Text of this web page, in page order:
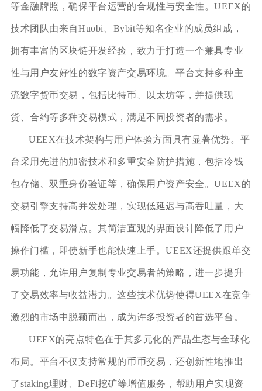
等金融牌照，确保平台运营的合规性与安全性。UEEX的
技术团队由来自Huobi、Bybit等知名企业的成员组成，
拥有丰富的区块链开发经验，致力于打造一个兼具专业
性与用户友好性的数字资产交易环境。平台支持多种主
流数字货币交易，包括比特币、以太坊等，并提供现
货、合约等多种交易模式，满足不同投资者的需求。
UEEX在技术架构与用户体验方面具有显著优势。平
台采用先进的加密技术和多重安全防护措施，包括冷钱
包存储、双重身份验证等，确保用户资产安全。UEEX的
交易引擎支持高并发处理，实现低延迟与高吞吐量，大
幅降低了交易滑点。其简洁直观的界面设计降低了用户
操作门槛，即使新手也能快速上手。UEEX还提供跟单交
易功能，允许用户复制专业交易者的策略，进一步提升
了交易效率与收益潜力。这些技术优势使得UEEX在竞争
激烈的市场中脱颖而出，成为许多投资者的首选平台。
UEEX的亮点特色在于其多元化的产品生态与全球化
布局。平台不仅支持常规的币币交易，还创新性地推出
了staking理财、DeFi挖矿等增值服务，帮助用户实现资